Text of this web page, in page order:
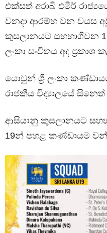
එක්සත් අරාබි එමීර්
වනදා ආරම්භ වන වයස
කුසලානයට සහභාගීවන
ලංකා සංචිතය අද ප්‍රකාශ
යොවුන් ශ්‍රී ලංකා
රාජකීය විද්‍යාලයේ
ආසියානු කුසලානයට
19න් පහළ කණ්ඩායම